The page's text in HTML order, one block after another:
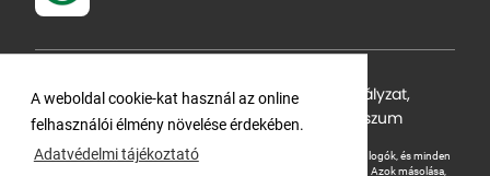
A weboldal cookie-kat használ az online
felhasználói élmény növelése érdekében.
Adatvédelmi tájékoztató
Adatvédelmi tájékoztató,Cookie Szabályzat,
Felhasználási feltételek,ÁSZF Impresszum
A Ganteline Kft jelen honlapja szerzői jog által védett. A leírások, fotók, logók, és minden
Azok másolása,